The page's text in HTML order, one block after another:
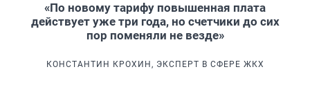
«По новому тарифу повышенная плата
действует уже три года, но счетчики до сих
пор поменяли не везде»
КОНСТАНТИН КРОХИН, ЭКСПЕРТ В СФЕРЕ ЖКХ